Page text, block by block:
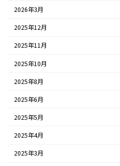
2026年3月
2025年12月
2025年11月
2025年10月
2025年8月
2025年6月
2025年5月
2025年4月
2025年3月